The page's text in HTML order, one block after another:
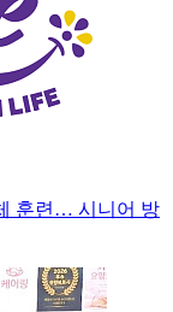
훈련… 시니어 방